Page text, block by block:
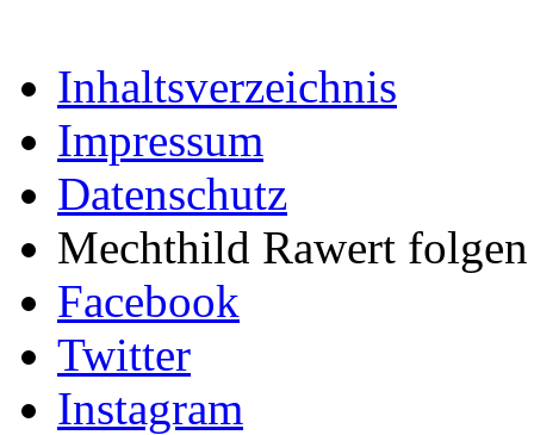
Inhaltsverzeichnis
Impressum
Datenschutz
Mechthild Rawert
Facebook
Twitter
Instagram